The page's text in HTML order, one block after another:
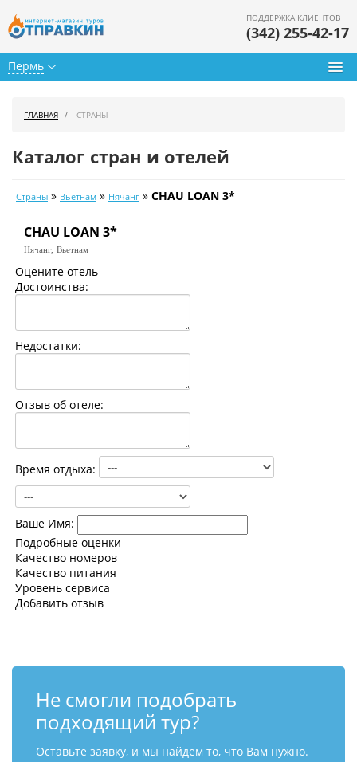
Пермь
ПОДДЕРЖКА КЛИЕНТОВ
(342) 255-42-17
Календарь туров
Цены дня
Страны
ГЛАВНАЯ СТРАНЫ
Каталог стран и отелей
Страны » Вьетнам » Нячанг » CHAU LOAN 3*
CHAU LOAN 3*
Нячанг, Вьетнам
Оцените отель
Достоинства:
Недостатки:
Отзыв об отеле:
Время отдыха:
Ваше Имя:
Подробные оценки
Качество номеров
Качество питания
Уровень сервиса
Добавить отзыв
Не смогли подобрать
подходящий тур?
Оставьте заявку, и мы найдем то, что Вам нужно.